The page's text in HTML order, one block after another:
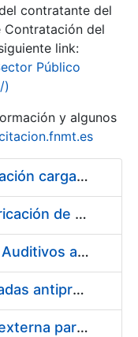
contratante del
Contratación del
link:
Público
)
y algunos
Pliego condiciones optimización cargas compras firmado
Acuerdo marco para la fabricación de piezas
Suministro de Protectores Auditivos a medida para las personas trabajadoras de los Centros de Trabajo de Madrid y Burgos
Suministro de gafas graduadas antiproyecciones para los trabajadores de la FNMT-RCM en los centros de trabajo de Madrid y Burgos
Servicios de una empresa externa para el asesoramiento y resolución de los recursos de alzada que se presentan relacionados con procesos de selección para la FNMT-RCM